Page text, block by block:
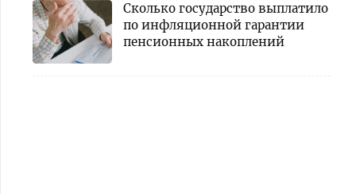
Сколько государство выплатило
по инфляционной гарантии
пенсионных накоплений